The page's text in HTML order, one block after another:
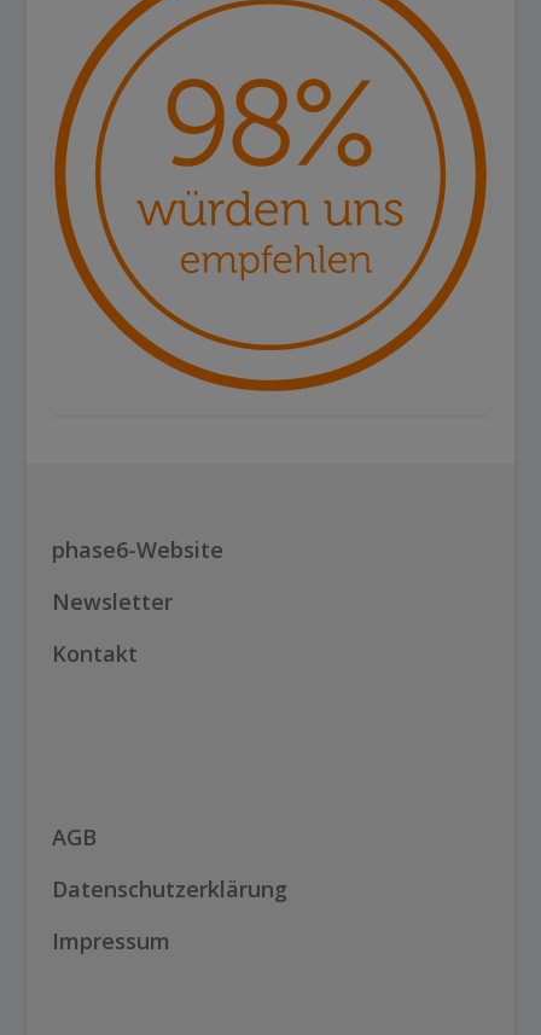
phase6-Website
Newsletter
Kontakt
AGB
Datenschutzerklärung
Impressum